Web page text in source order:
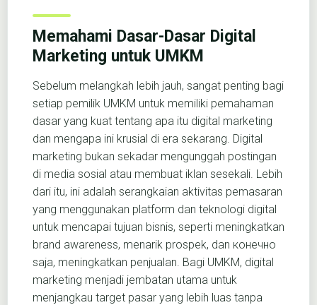
Memahami Dasar-Dasar Digital
Marketing untuk UMKM
Sebelum melangkah lebih jauh, sangat penting bagi
setiap pemilik UMKM untuk memiliki pemahaman
dasar yang kuat tentang apa itu digital marketing
dan mengapa ini krusial di era sekarang. Digital
marketing bukan sekadar mengunggah postingan
di media sosial atau membuat iklan sesekali. Lebih
dari itu, ini adalah serangkaian aktivitas pemasaran
yang menggunakan platform dan teknologi digital
untuk mencapai tujuan bisnis, seperti meningkatkan
brand awareness, menarik prospek, dan конечно
saja, meningkatkan penjualan. Bagi UMKM, digital
marketing menjadi jembatan utama untuk
menjangkau target pasar yang lebih luas tanpa